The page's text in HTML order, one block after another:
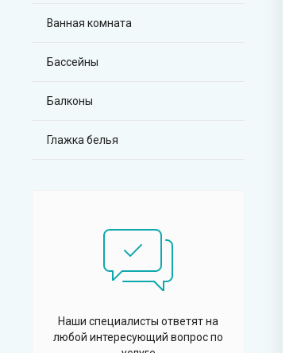
Ванная комната
Бассейны
Балконы
Глажка белья
Наши специалисты ответят на
любой интересующий вопрос по